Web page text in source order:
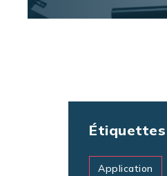
Étiquettes
Application